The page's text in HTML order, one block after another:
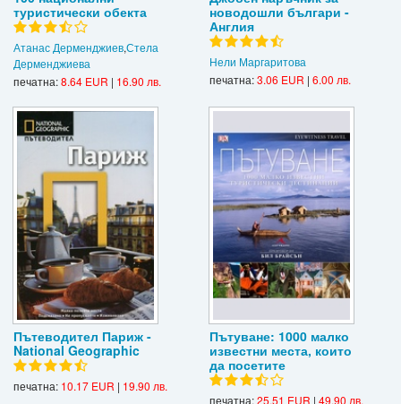
туристически обекта
Атанас Дерменджиев,Стела
Дерменджиева
печатна:8.64 EUR | 16.90 лв.
новодошли българи -
Англия
Нели Маргаритова
печатна:3.06 EUR | 6.00 лв.
Пътеводител Париж -
National Geographic
печатна: 10.17 EUR | 19.90 лв.
Пътуване: 1000 малко
известни места, които
да посетите
печатна:25.51 EUR | 49.90 лв.